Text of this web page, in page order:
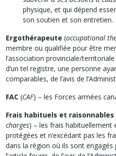
physique, et qui dépend
son soutien et son entretien.
Ergothérapeute (occupational
membre ou qualifiée pour être
l’association provinciale/
d’un tel registre, une personne
comparables, de l’avis de
FAC (CAF) – les Forces armées
Frais habituels et raisonnables
charges) – les frais habituellement
protégées et n’excédant pas les
dans la région où ils sont